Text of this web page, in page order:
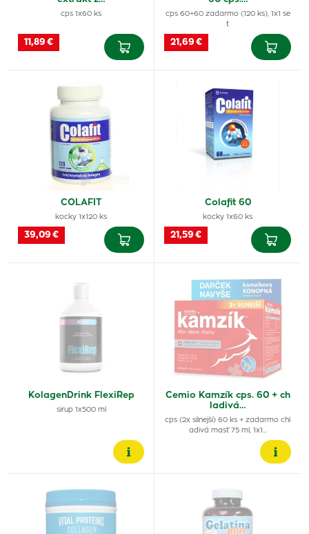
cps 1x60 ks
11,89 €
cps 60+60 zadarmo (120 ks), 1x1 se
t
21,69 €
COLAFIT
kocky 1x120 ks
39,09 €
Colafit 60
kocky 1x60 ks
21,59 €
KolagenDrink FlexiRep
sirup 1x500 ml
Cemio Kamzík cps. 60 + ch
ladivá…
cps (2x silnejší) 60 ks + zadarmo chl
adivá masť 75 ml, 1x1…